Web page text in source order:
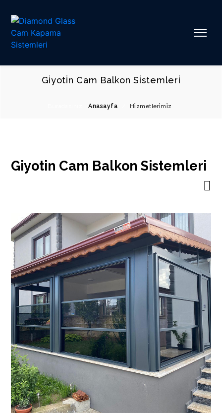
Gi̇yoti̇n Cam Balkon Si̇stemleri̇
Anasayfa Hi̇zmetleri̇mi̇z
Giyotin Cam Balkon Sistemleri